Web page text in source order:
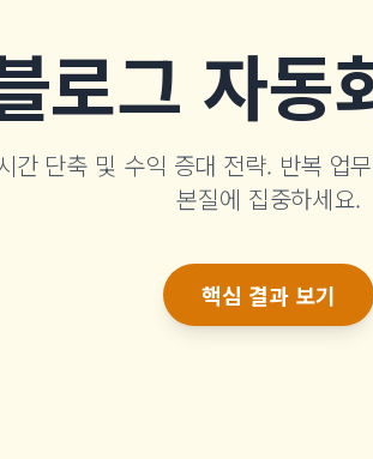
로그 자동
간 단축 및 수익 증대 전략. 반복 업
본질에 집중하세요.
핵심 결과 보기